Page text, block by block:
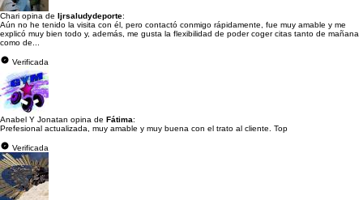
Chari opina de Ijrsaludydeporte:
Aún no he tenido la visita con él, pero contactó conmigo rápidamente, fue muy amable y me
explicó muy bien todo y, además, me gusta la flexibilidad de poder coger citas tanto de mañana
como de...
Verificada
Anabel Y Jonatan opina de Fátima:
Prefesional actualizada, muy amable y muy buena con el trato al cliente. Top
Verificada